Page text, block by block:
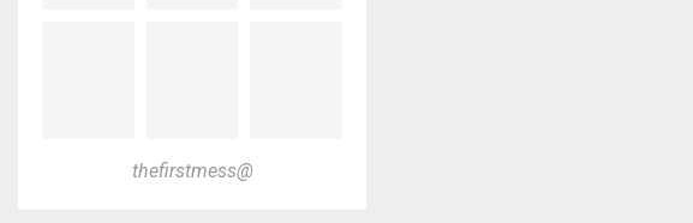
@thefirstmess